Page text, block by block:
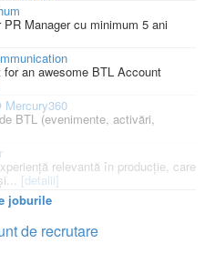
Manager cu minimum 5 ani
an awesome BTL Account
Mercury360
BTL (evenimente, activări,
relevantă în producție, care
[detalii]
joburile
de recrutare